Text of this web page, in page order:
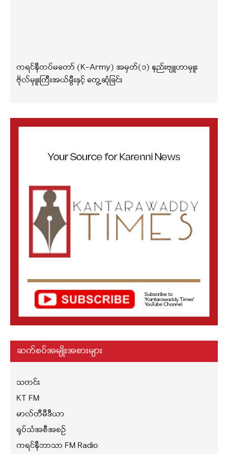
ကရင်နီတပ်မတော် (K-Army) အမှတ်(၁) နည်းဗျူဟာမှူး
ဗိုလ်မှူးကြီးအယ်မွီးနှင့် တွေ့ဆုံခြင်း
ဆက်စပ်အမျိုးအစားများ
သတင်း
KT FM
မာလ်တီမီဒီယာ
ရုပ်သံအစီအစဉ်
ကရင်နီဘာသာ FM Radio